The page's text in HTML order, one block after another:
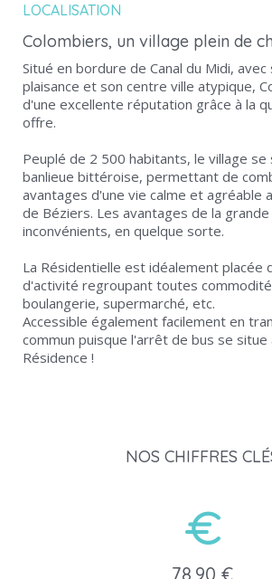
LOCALISATION
Colombiers, un village plein de
Situé en bordure de Canal du Midi,
plaisance et son centre ville atypique,
d'une excellente réputation grâce à la
offre.
Peuplé de 2 500 habitants, le village se
banlieue bittéroise, permettant de
avantages d'une vie calme et agréable
de Béziers. Les avantages de la grande
inconvénients, en quelque sorte.
La Résidentielle est idéalement placée
d'activité regroupant toutes
boulangerie, supermarché, etc.
Accessible également facilement en
commun puisque l'arrêt de bus se situe
Résidence !
NOS CHIFFRES
78,90 €